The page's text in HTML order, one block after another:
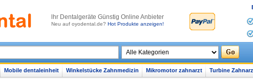
lhr Dentalgeräte Günstig Online Anbieter
Neu auf oyodental.de? Hot Produkte anzeigen!
Mobile dentaleinheit Winkelstücke Zahnmedizin Mikromotor zahnarzt Turbine